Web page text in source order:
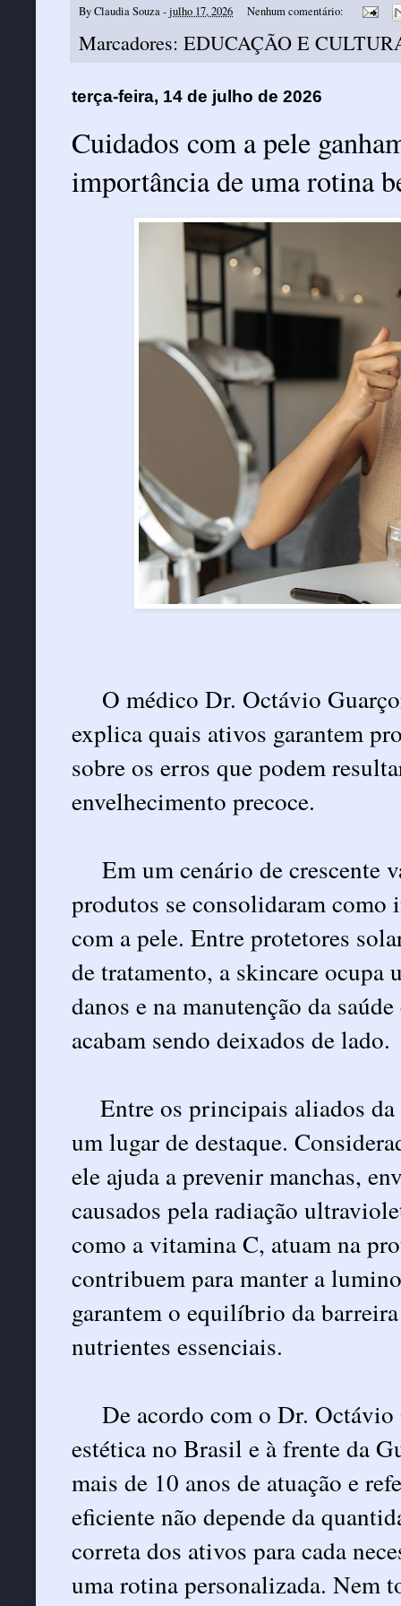
ByClaudia Souza-julho 17, 2026 Nenhum comentário:
Marcadores: EDUCAÇÃO E
terça-feira, 14 de julho de 2026
Cuidados com a pele
importância de uma rotina
O médico Dr. Octávio
explica quais ativos garantem
sobre os erros que podem
envelhecimento precoce.
Em um cenário de crescente
produtos se consolidaram como
com a pele. Entre protetores
de tratamento, a skincare ocupa
danos e na manutenção da
acabam sendo deixados de lado.
Entre os principais aliados
um lugar de destaque.
ele ajuda a prevenir manchas,
causados pela radiação
como a vitamina C, atuam na
contribuem para manter a
garantem o equilíbrio da
nutrientes essenciais.
De acordo com o Dr.
estética no Brasil e à frente da
mais de 10 anos de atuação e
eficiente não depende da
correta dos ativos para cada
uma rotina personalizada. Nem